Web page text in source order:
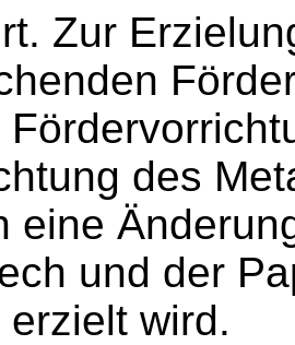
Zur
des
eine
und der
wird.